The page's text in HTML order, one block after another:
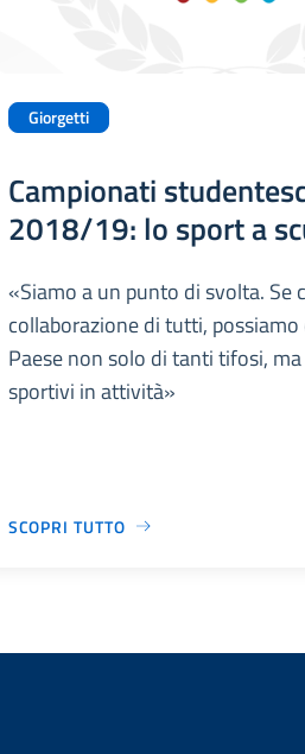
Giorgetti
Campionati
2018/19: lo sport a
«Siamo a un punto di svolta. Se
collaborazione di tutti,
Paese non solo di tanti tifosi,
sportivi in attività»
SCOPRI TUTTO